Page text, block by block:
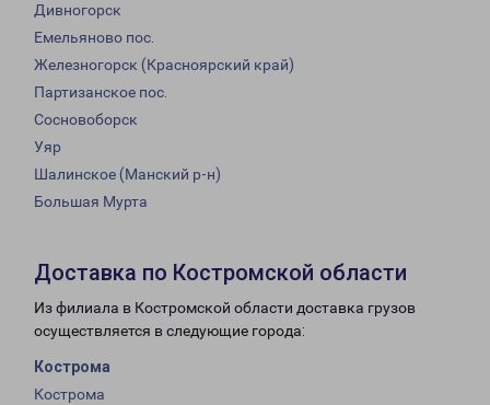
Дивногорск
Емельяново пос.
Железногорск (Красноярский край)
Партизанское пос.
Сосновоборск
Уяр
Шалинское (Манский р-н)
Большая Мурта
Доставка по Костромской области
Из филиала в Костромской области доставка грузов
осуществляется в следующие города:
Кострома
Кострома